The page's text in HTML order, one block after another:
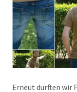
Erneut durften wir